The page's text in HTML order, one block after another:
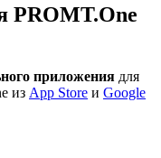
PROMT.One
приложения для
из App Store и Google